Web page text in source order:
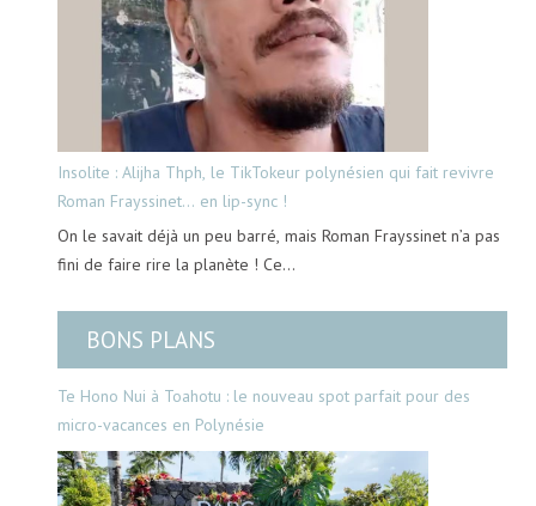
Insolite : Alijha Thph, le TikTokeur polynésien qui fait revivre
Roman Frayssinet… en lip-sync !
On le savait déjà un peu barré, mais Roman Frayssinet n’a pas
fini de faire rire la planète ! Ce…
BONS PLANS
Te Hono Nui à Toahotu : le nouveau spot parfait pour des
micro-vacances en Polynésie